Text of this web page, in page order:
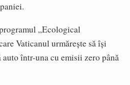
„Ecological
Vaticanul urmărește să își
într-una cu emisii zero până